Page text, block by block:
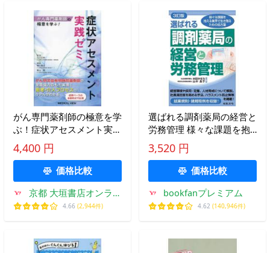
がん専門薬剤師の極意を学
ぶ！症状アセスメント実践
ゼミ / 山口正和
4,400 円
価格比較
京都 大垣書店オンライ
ン
4.66 (2,944件)
選ばれる調剤薬局の経営と
労務管理 様々な課題を抱
える業界で生き残るための
処方箋/水田かほる/山中晶
3,520 円
価格比較
bookfanプレミアム
4.62 (140,946件)